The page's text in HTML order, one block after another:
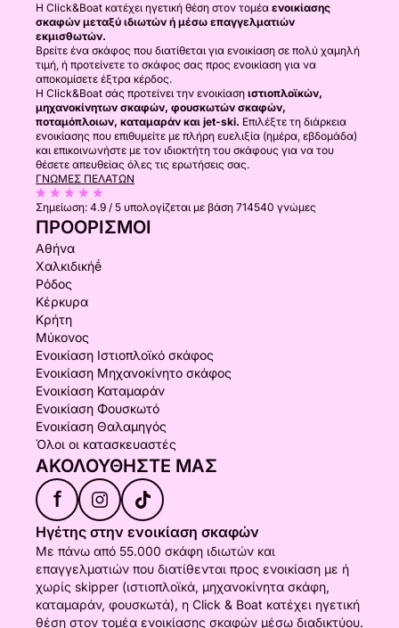
Η Click&Boat κατέχει ηγετική θέση στον τομέα ενοικίασης
σκαφών μεταξύ ιδιωτών ή μέσω επαγγελματιών
εκμισθωτών.
Βρείτε ένα σκάφος που διατίθεται για ενοικίαση σε πολύ χαμηλή
τιμή, ή προτείνετε το σκάφος σας προς ενοικίαση για να
αποκομίσετε έξτρα κέρδος.
Η Click&Boat σάς προτείνει την ενοικίαση ιστιοπλοϊκών,
μηχανοκίνητων σκαφών, φουσκωτών σκαφών,
ποταμόπλοιων, καταμαράν και jet-ski. Επιλέξτε τη διάρκεια
ενοικίασης που επιθυμείτε με πλήρη ευελιξία (ημέρα, εβδομάδα)
και επικοινωνήστε με τον ιδιοκτήτη του σκάφους για να του
θέσετε απευθείας όλες τις ερωτήσεις σας.
ΓΝΏΜΕΣ ΠΕΛΑΤΏΝ
Σημείωση: 4.9 / 5 υπολογίζεται με βάση 714540 γνώμες
ΠΡΟΟΡΙΣΜΟΊ
Αθήνα
Χαλκιδικήḗ
Ρόδος
Κέρκυρα
Κρήτη
Μύκονος
Ενοικίαση Ιστιοπλοϊκό σκάφος
Ενοικίαση Μηχανοκίνητο σκάφος
Ενοικίαση Καταμαράν
Ενοικίαση Φουσκωτό
Ενοικίαση Θαλαμηγός
Όλοι οι κατασκευαστές
ΑΚΟΛΟΥΘΉΣΤΕ ΜΑΣ
f
Ηγέτης στην ενοικίαση σκαφών
Με πάνω από 55.000 σκάφη ιδιωτών και
επαγγελματιών που διατίθενται προς ενοικίαση με ή
χωρίς skipper (ιστιοπλοϊκά, μηχανοκίνητα σκάφη,
καταμαράν, φουσκωτά), η Click & Boat κατέχει ηγετική
θέση στον τομέα ενοικίασης σκαφών μέσω διαδικτύου.